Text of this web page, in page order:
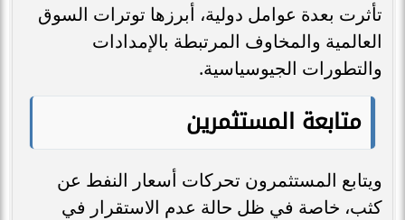
تأثرت بعدة عوامل دولية، أبرزها توترات السوق
العالمية والمخاوف المرتبطة بالإمدادات
والتطورات الجيوسياسية.
متابعة المستثمرين
ويتابع المستثمرون تحركات أسعار النفط عن
كثب، خاصة في ظل حالة عدم الاستقرار في